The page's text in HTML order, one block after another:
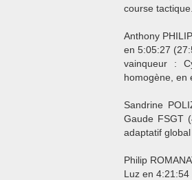
course
Anthony
en 5:05:27
vainqueur :
homogène, en
Sandrine
Gaude FSGT
adaptatif
Philip
Luz en